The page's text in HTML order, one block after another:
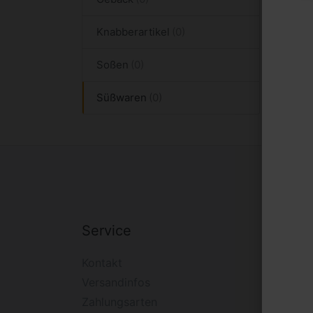
Knabberartikel
Soßen
Süßwaren
Service